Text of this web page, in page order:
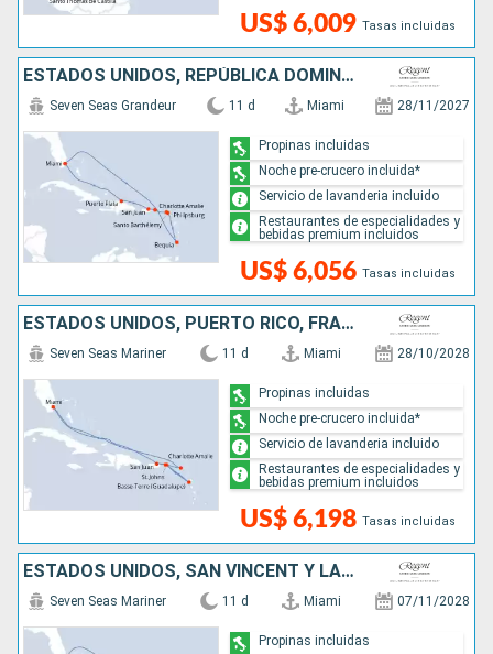
US$ 6,009 Tasas incluidas
ESTADOS UNIDOS, REPÚBLICA DOMINICANA, PUERTO RICO, SAN MARTÍN, FRANCIA, SAN VINCENT Y LAS GRANADINAS
Seven Seas Grandeur 11 d Miami 28/11/2027
US$ 6,056 Tasas incluidas
Propinas incluidas
Noche pre-crucero incluida*
Servicio de lavanderia incluido
Restaurantes de especialidades y
bebidas premium incluidos
ESTADOS UNIDOS, PUERTO RICO, FRANCIA
Seven Seas Mariner 11 d Miami 28/10/2028
US$ 6,198 Tasas incluidas
Propinas incluidas
Noche pre-crucero incluida*
Servicio de lavanderia incluido
Restaurantes de especialidades y
bebidas premium incluidos
ESTADOS UNIDOS, SAN VINCENT Y LAS GRANADINAS, SANTA LUCIA, DOMINICA, SAN MARTÍN
Seven Seas Mariner 11 d Miami 07/11/2028
Propinas incluidas